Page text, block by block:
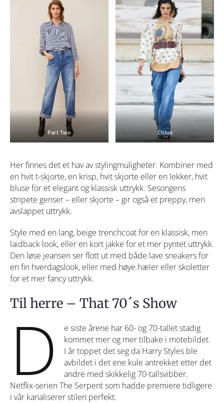
Part Two Chloe
Her finnes det et hav av stylingmuligheter. Kombiner med
en hvit t-skjorte, en krisp, hvit skjorte eller en lekker, hvit
bluse for et elegant og klassisk uttrykk. Sesongens
stripete genser – eller skjorte – gir også et preppy, men
avslappet uttrykk.
Style med en lang, beige trenchcoat for en klassisk, men
laidback look, eller en kort jakke for et mer pyntet uttrykk.
Den løse jeansen ser flott ut med både lave sneakers for
en fin hverdagslook, eller med høye hæler eller skoletter
for et mer fancy uttrykk.
Til herre – That 70´s Show
D
e siste årene har 60- og 70-tallet stadig
kommet mer og mer tilbake i motebildet.
I år toppet det seg da Harry Styles ble
avbildet i det ene kule antrekket etter det
andre med skikkelig 70-tallsvibber.
Netflix-serien The Serpent som hadde premiere tidligere
i vår kanaliserer stilen perfekt.